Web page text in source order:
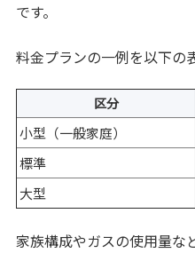
です。
料金プランの一例を以下の
区分
小型（一般家庭）
標準
大型
家族構成やガスの使用量な